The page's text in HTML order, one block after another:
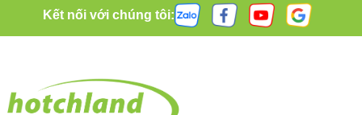
Kết nối với chúng tôi: